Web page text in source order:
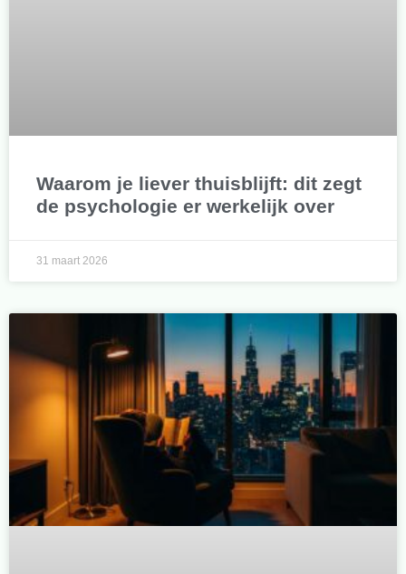
Waarom je liever thuisblijft: dit zegt
de psychologie er werkelijk over
31 maart 2026